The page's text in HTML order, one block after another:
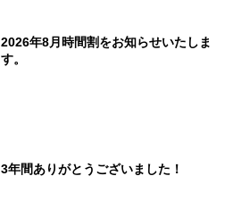
2026年8月時間割をお知らせいたしま
す。
3年間ありがとうございました！